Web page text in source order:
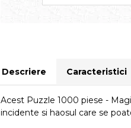
Descriere Caracteristici
Acest Puzzle 1000 piese -
incidente si haosul care se